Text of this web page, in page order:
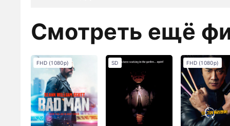
Смотреть ещё
FHD (1080p) SD FHD (1080p)